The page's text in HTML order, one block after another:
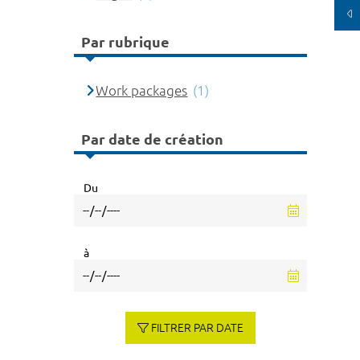
Par rubrique
Work packages (1)
Par date de création
Du
à
FILTRER PAR DATE